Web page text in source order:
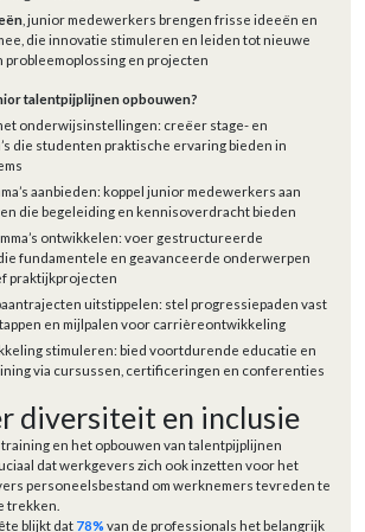
, junior medewerkers brengen frisse ideeën en
die innovatie stimuleren en leiden tot nieuwe
probleemoplossing en projecten
talentpijplijnen opbouwen?
onderwijsinstellingen: creëer stage- en
die studenten praktische ervaring bieden in
aanbieden: koppel junior medewerkers aan
die begeleiding en kennisoverdracht bieden
ontwikkelen: voer gestructureerde
die fundamentele en geavanceerde onderwerpen
praktijkprojecten
uitstippelen: stel progressiepaden vast
en mijlpalen voor carrièreontwikkeling
stimuleren: bied voortdurende educatie en
via cursussen, certificeringen en conferenties
diversiteit en inclusie
en het opbouwen van talentpijplijnen
dat werkgevers zich ook inzetten voor het
personeelsbestand om werknemers tevreden te
trekken.
blijkt dat 78% van de professionals het belangrijk